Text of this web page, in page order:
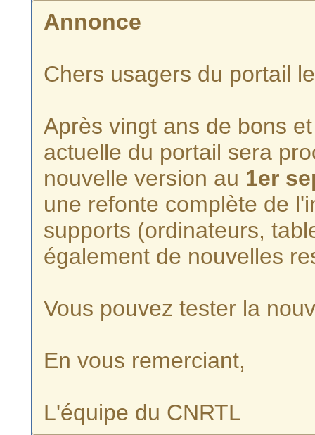
Annonce
Chers usagers du portail
Après vingt ans de bons
actuelle du portail sera
nouvelle version au 1er
une refonte complète de
supports (ordinateurs,
également de nouvelles
Vous pouvez tester la
En vous remerciant,
L'équipe du CNRTL